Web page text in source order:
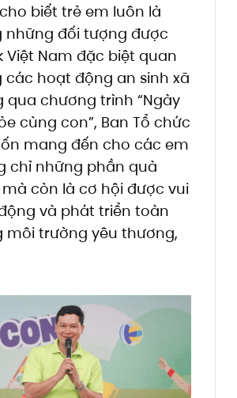
cho biết trẻ em luôn là
những đối tượng được
Việt Nam đặc biệt quan
hoạt động an sinh xã
qua chương trình “Ngày
cùng con”, Ban Tổ chức
mang đến cho các em
chỉ những phần quà
còn là cơ hội được vui
và phát triển toàn
môi trường yêu thương,